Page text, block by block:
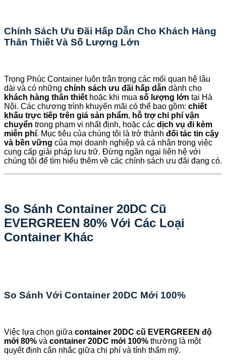
Chính Sách Ưu Đãi Hấp Dẫn Cho Khách Hàng
Thân Thiết Và Số Lượng Lớn
Trọng Phúc Container luôn trân trọng các mối quan hệ lâu
dài và có những chính sách ưu đãi hấp dẫn dành cho
khách hàng thân thiết hoặc khi mua số lượng lớn tại Hà
Nội. Các chương trình khuyến mãi có thể bao gồm: chiết
khấu trực tiếp trên giá sản phẩm, hỗ trợ chi phí vận
chuyển trong phạm vi nhất định, hoặc các dịch vụ đi kèm
miễn phí. Mục tiêu của chúng tôi là trở thành đối tác tin cậy
và bền vững của mọi doanh nghiệp và cá nhân trong việc
cung cấp giải pháp lưu trữ. Đừng ngần ngại liên hệ với
chúng tôi để tìm hiểu thêm về các chính sách ưu đãi đang có.
So Sánh Container 20DC Cũ
EVERGREEN 80% Với Các Loại
Container Khác
So Sánh Với Container 20DC Mới 100%
Việc lựa chọn giữa container 20DC cũ EVERGREEN độ
mới 80% và container 20DC mới 100% thường là một
quyết định cân nhắc giữa chi phí và tính thẩm mỹ.